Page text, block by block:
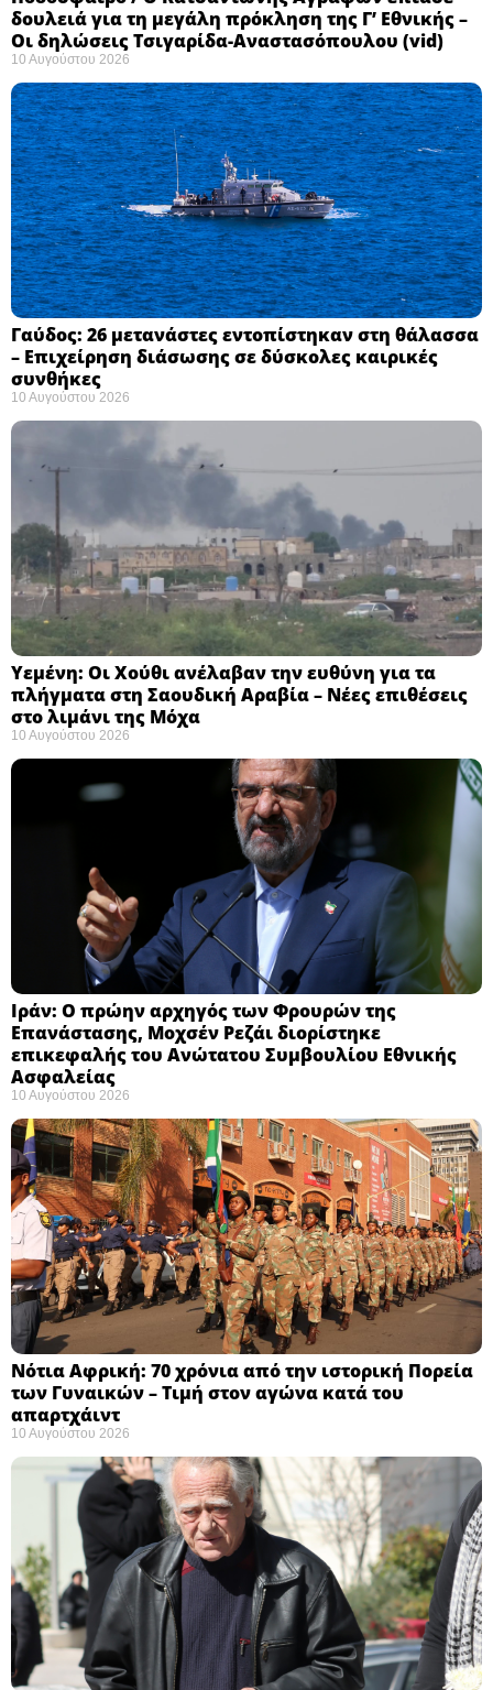
δουλειά για τη μεγάλη πρόκληση της Γ’ Εθνικής –
Οι δηλώσεις Τσιγαρίδα-Αναστασόπουλου (vid)
10 Αυγούστου 2026
Γαύδος: 26 μετανάστες εντοπίστηκαν στη θάλασσα
– Επιχείρηση διάσωσης σε δύσκολες καιρικές
συνθήκες ​
10 Αυγούστου 2026
Υεμένη: Οι Χούθι ανέλαβαν την ευθύνη για τα
πλήγματα στη Σαουδική Αραβία – Νέες επιθέσεις
στο λιμάνι της Μόχα ​
10 Αυγούστου 2026
Ιράν: Ο πρώην αρχηγός των Φρουρών της
Επανάστασης, Μοχσέν Ρεζάι διορίστηκε
επικεφαλής του Ανώτατου Συμβουλίου Εθνικής
Ασφαλείας ​
10 Αυγούστου 2026
Νότια Αφρική: 70 χρόνια από την ιστορική Πορεία
των Γυναικών – Τιμή στον αγώνα κατά του
απαρτχάιντ ​
10 Αυγούστου 2026